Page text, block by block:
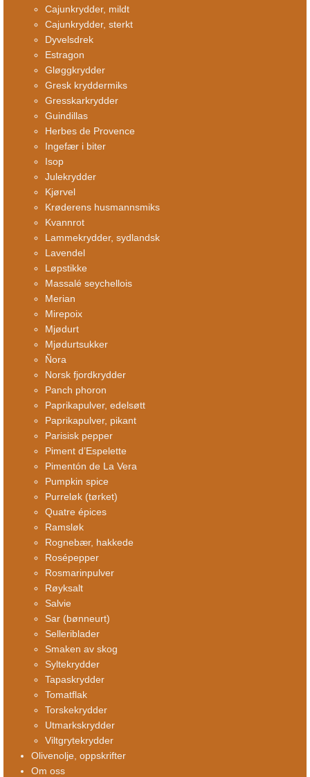
Cajunkrydder, mildt
Cajunkrydder, sterkt
Dyvelsdrek
Estragon
Gløggkrydder
Gresk kryddermiks
Gresskarkrydder
Guindillas
Herbes de Provence
Ingefær i biter
Isop
Julekrydder
Kjørvel
Krøderens husmannsmiks
Kvannrot
Lammekrydder, sydlandsk
Lavendel
Løpstikke
Massalé seychellois
Merian
Mirepoix
Mjødurt
Mjødurtsukker
Ñora
Norsk fjordkrydder
Panch phoron
Paprikapulver, edelsøtt
Paprikapulver, pikant
Parisisk pepper
Piment d’Espelette
Pimentón de La Vera
Pumpkin spice
Purreløk (tørket)
Quatre épices
Ramsløk
Rognebær, hakkede
Rosépepper
Rosmarinpulver
Røyksalt
Salvie
Sar (bønneurt)
Selleriblader
Smaken av skog
Syltekrydder
Tapaskrydder
Tomatflak
Torskekrydder
Utmarkskrydder
Viltgrytekrydder
Olivenolje, oppskrifter
Om oss